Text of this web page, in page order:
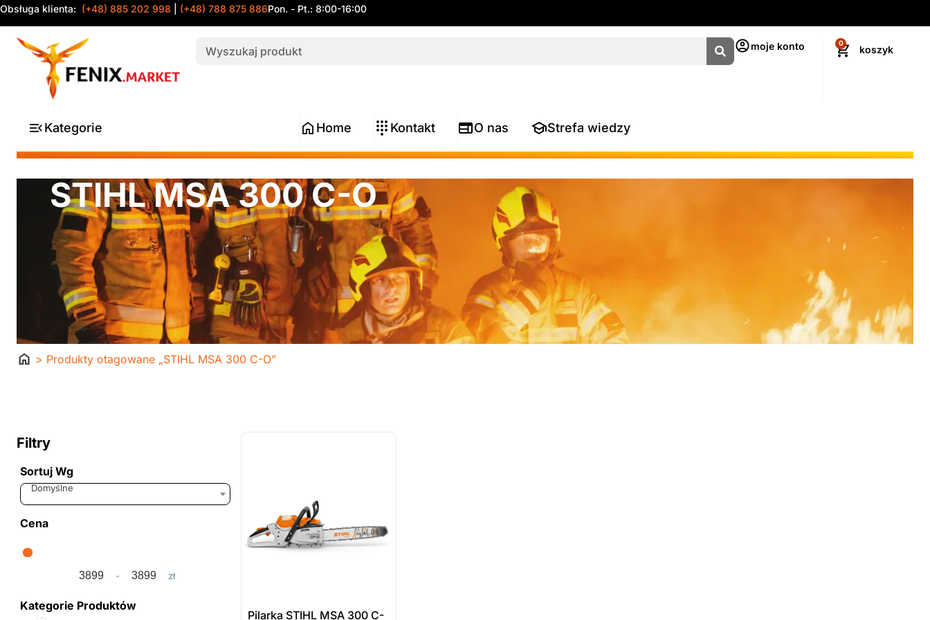
Obsługa klienta: (+48) 885 202 998 (+48) 788 875 886Pon. - Pt.: 8:00-16:00
moje konto 0
Kategorie Home Kontakt O nas Strefa wiedzy
STIHL MSA 300 C-O
Strona> Produkty otagowane „STIHL MSA 300 C-O”
Filtry
Sortuj Wg
Sort Products
Domyślne
Cena
Minimum Price
- Maximum Price
zł
Kategorie Produktów
Pilarka STIHL MSA 300 C-